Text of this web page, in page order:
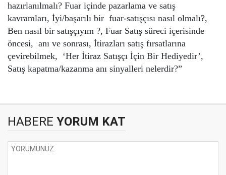
hazırlanılmalı? Fuar içinde pazarlama ve satış
kavramları, İyi/başarılı bir fuar-satışçısı nasıl olmalı?,
Ben nasıl bir satışçıyım ?, Fuar Satış süreci içerisinde
öncesi, anı ve sonrası, İtirazları satış fırsatlarına
çevirebilmek, ‘Her İtiraz Satışçı İçin Bir Hediyedir’,
Satış kapatma/kazanma anı sinyalleri nelerdir?”
HABERE YORUM KAT